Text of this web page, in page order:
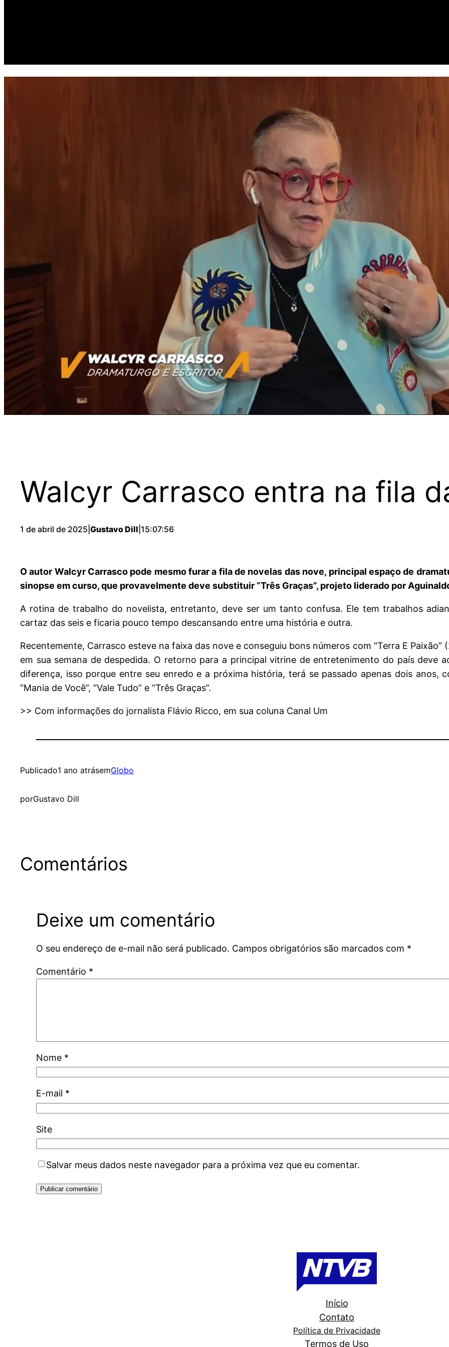
Walcyr Carrasco entra na fila
1 de abril de 2025 Gustavo Dill 15:07:56
O autor Walcyr Carrasco pode mesmo furar a fila de novelas das nove, principal espaço de
sinopse em curso, que provavelmente deve substituir “Três Graças”, projeto liderado por
A rotina de trabalho do novelista, entretanto, deve ser um tanto confusa. Ele tem trabalhos
cartaz das seis e ficaria pouco tempo descansando entre uma história e outra.
Recentemente, Carrasco esteve na faixa das nove e conseguiu bons números com “Terra E
em sua semana de despedida. O retorno para a principal vitrine de entretenimento do país deve
diferença, isso porque entre seu enredo e a próxima história, terá se passado apenas dois anos,
“Mania de Você”, “Vale Tudo” e “Três Graças”.
>> Com informações do jornalista Flávio Ricco, em sua coluna Canal Um
Publicado1 ano atrásemGlobo
porGustavo Dill
Comentários
Deixe um comentário
O seu endereço de e-mail não será publicado. Campos obrigatórios são marcados com *
Comentário *
Nome *
E-mail *
Site
Salvar meus dados neste navegador para a próxima vez que eu comentar.
Início
Contato
Política de Privacidade
Termos de Uso